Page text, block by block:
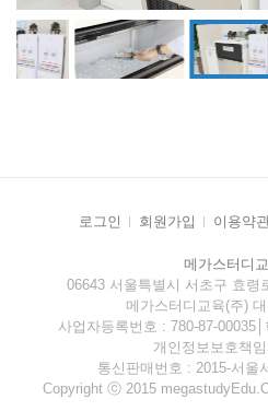
로그인 회원가입 이용약
메가스터디
06643 서울특별시 서초구 효령
메가스터디교육(주)
사업자등록번호 : 780-87-
개인정보보호책
통신판매번호 : 2015-서울
Copyright ⓒ 2015